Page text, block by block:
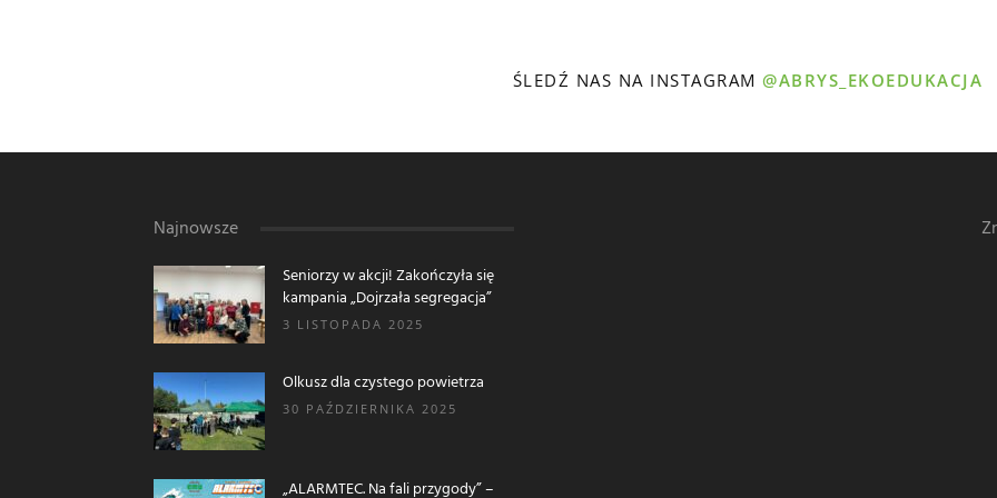
ŚLEDŹ NAS NA INSTAGRAM@ABRYS_EKOEDUKACJA
Najnowsze
Seniorzy w akcji! Zakończyła się
kampania „Dojrzała segregacja”
3 LISTOPADA 2025
Olkusz dla czystego powietrza
30 PAŹDZIERNIKA 2025
„ALARMTEC. Na fali przygody” –